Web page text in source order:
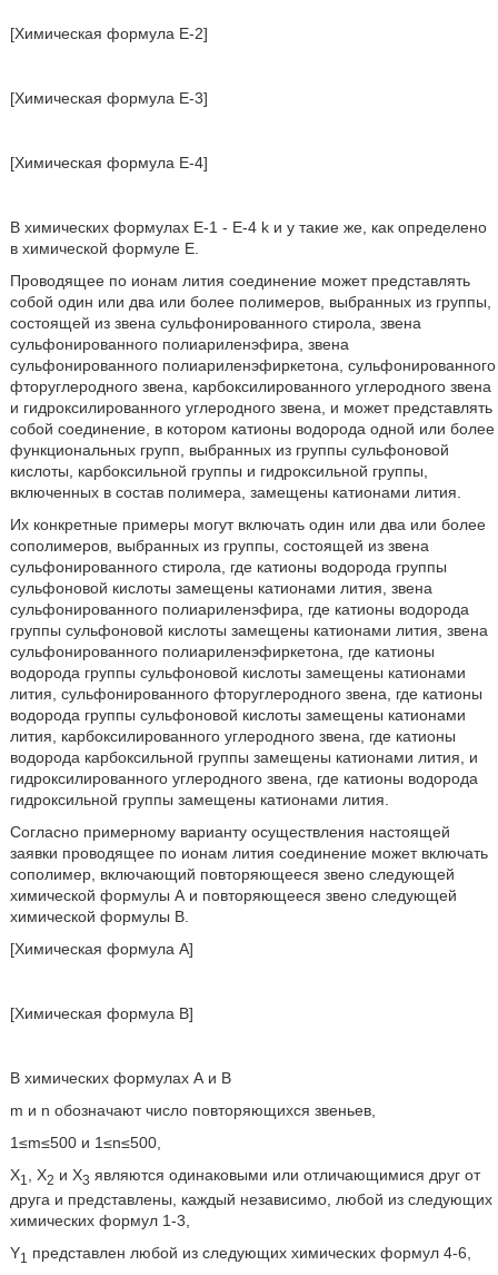
[Химическая формула Е-2]
[Химическая формула Е-3]
[Химическая формула Е-4]
В химических формулах Е-1 - Е-4 k и у такие же, как определено
в химической формуле Е.
Проводящее по ионам лития соединение может представлять
собой один или два или более полимеров, выбранных из группы,
состоящей из звена сульфонированного стирола, звена
сульфонированного полиариленэфира, звена
сульфонированного полиариленэфиркетона, сульфонированного
фторуглеродного звена, карбоксилированного углеродного звена
и гидроксилированного углеродного звена, и может представлять
собой соединение, в котором катионы водорода одной или более
функциональных групп, выбранных из группы сульфоновой
кислоты, карбоксильной группы и гидроксильной группы,
включенных в состав полимера, замещены катионами лития.
Их конкретные примеры могут включать один или два или более
сополимеров, выбранных из группы, состоящей из звена
сульфонированного стирола, где катионы водорода группы
сульфоновой кислоты замещены катионами лития, звена
сульфонированного полиариленэфира, где катионы водорода
группы сульфоновой кислоты замещены катионами лития, звена
сульфонированного полиариленэфиркетона, где катионы
водорода группы сульфоновой кислоты замещены катионами
лития, сульфонированного фторуглеродного звена, где катионы
водорода группы сульфоновой кислоты замещены катионами
лития, карбоксилированного углеродного звена, где катионы
водорода карбоксильной группы замещены катионами лития, и
гидроксилированного углеродного звена, где катионы водорода
гидроксильной группы замещены катионами лития.
Согласно примерному варианту осуществления настоящей
заявки проводящее по ионам лития соединение может включать
сополимер, включающий повторяющееся звено следующей
химической формулы А и повторяющееся звено следующей
химической формулы В.
[Химическая формула А]
[Химическая формула В]
В химических формулах А и В
m и n обозначают число повторяющихся звеньев,
1≤m≤500 и 1≤n≤500,
Х1 , Х2 и Х3 являются одинаковыми или отличающимися друг от
друга и представлены, каждый независимо, любой из следующих
химических формул 1-3,
Y1
представлен любой из следующих химических формул 4-6,